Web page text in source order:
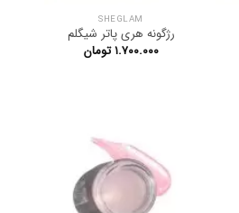
SHEGLAM
رژگونه هری پاتر شیگلم
۱.۷۰۰.۰۰۰ تومان